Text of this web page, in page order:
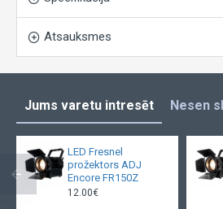
Atsauksmes
Jums varetu intresēt Nesen
LED Fresnel
prožektors ADJ
Encore FR150Z
12.00€